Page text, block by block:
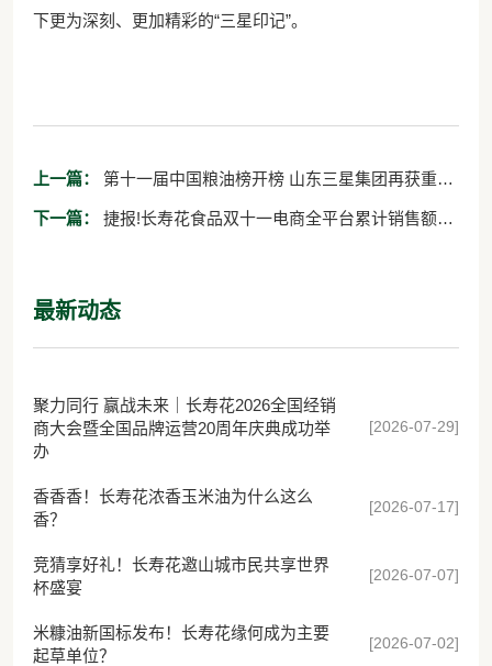
下更为深刻、更加精彩的“三星印记”。
上一篇：
级双奖项
下一篇：
最新动态
聚力同行 赢战未来｜长寿花2026全国经销
商大会暨全国品牌运营20周年庆典成功举
办
[2026-07-29]
香香香！长寿花浓香玉米油为什么这么
香？
[2026-07-17]
竞猜享好礼！长寿花邀山城市民共享世界
杯盛宴
[2026-07-07]
米糠油新国标发布！长寿花缘何成为主要
起草单位？
[2026-07-02]